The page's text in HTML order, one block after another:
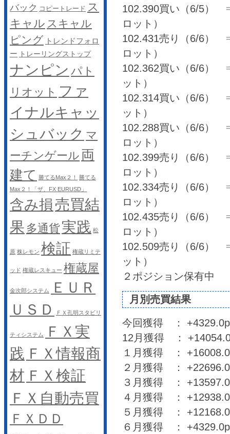
102.390買い（6/5）
ロット）
102.431売り（6/6）
ロット）
102.362買い（6/6）
ット）
102.314買い（6/6）
ット）
102.288買い（6/6）
ロット）
102.399売り（6/6）
ロット）
102.334売り（6/6）
ロット）
102.435売り（6/6）
ロット）
102.509売り（6/6）
ット）
２ポジション保有中
月別売買結果
今回獲得 ：
12月獲得 ：
１月獲得 ：
２月獲得 ：
３月獲得 ：
４月獲得 ：
５月獲得 ：
６月獲得 ：
バック コピートレード ス
キャル スキャル
ピング トレンドフォロ
ー トレーリングストップ
ナンピン パト
リオット ファ
イナルキャッ
シュバック マ
ーチンゲール 両
建て
勝てるMax２！
勝てる
Max２！「ザ、FX EURUSD」
含み損売買結
果 多通貨実践 松
原 株レモン 検証 権蔵リミテ
ッド 権蔵レスキュー 権蔵屋
金次郎システム
ＥＵＲ
ＵＳＤ
ＦＸ孔明スタビリ
ティシステム
ＦＸ実
践 ＦＸ情報商
材 ＦＸ検証
ＦＸ自動売買
ＦＸＤＤ